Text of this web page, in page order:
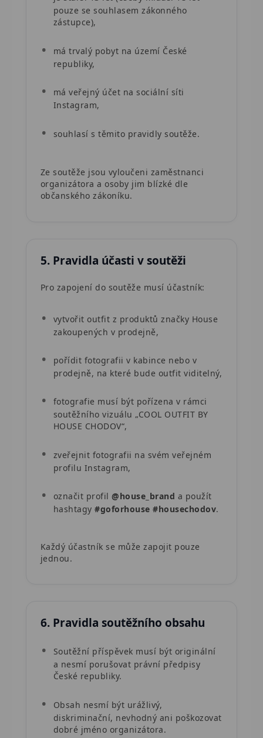
pouze se souhlasem zákonného
zástupce),
má trvalý pobyt na území České
republiky,
má veřejný účet na sociální síti
Instagram,
souhlasí s těmito pravidly soutěže.
Ze soutěže jsou vyloučeni zaměstnanci
organizátora a osoby jim blízké dle
občanského zákoníku.
5. Pravidla účasti v soutěži
Pro zapojení do soutěže musí účastník:
vytvořit outfit z produktů značky House
zakoupených v prodejně,
pořídit fotografii v kabince nebo v
prodejně, na které bude outfit viditelný,
fotografie musí být pořízena v rámci
soutěžního vizuálu „COOL OUTFIT BY
HOUSE CHODOV“,
zveřejnit fotografii na svém veřejném
profilu Instagram,
označit profil@house_brand a použít
hashtagy#goforhouse #housechodov.
Každý účastník se může zapojit pouze
jednou.
6. Pravidla soutěžního obsahu
Soutěžní příspěvek musí být originální
a nesmí porušovat právní předpisy
České republiky.
Obsah nesmí být urážlivý,
diskriminační, nevhodný ani poškozovat
dobré jméno organizátora.